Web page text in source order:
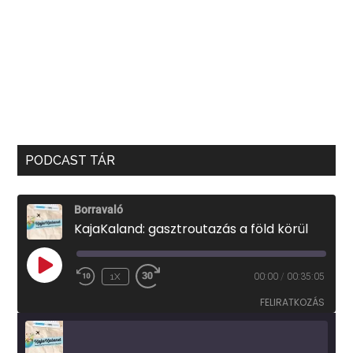
PODCAST TÁR
Borravaló
KajaKaland: gasztroutazás a föld körül
PLAY
EPISODE
1X 00:00 / 00:35:05
FELIRATKOZÁS